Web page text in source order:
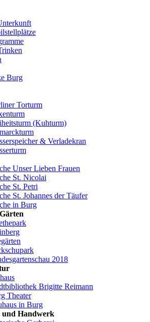
Burg
Torturm
(Kuhturm)
& Verladekran
Unser Lieben Frauen
St. Nicolai
St. Petri
St. Johannes der Täufer
in Burg
2018
Brigitte Reimann
Theater
in Burg
und Handwerk